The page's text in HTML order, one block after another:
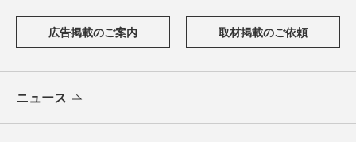
広告掲載のご案内 取材掲載のご依頼
ニュース